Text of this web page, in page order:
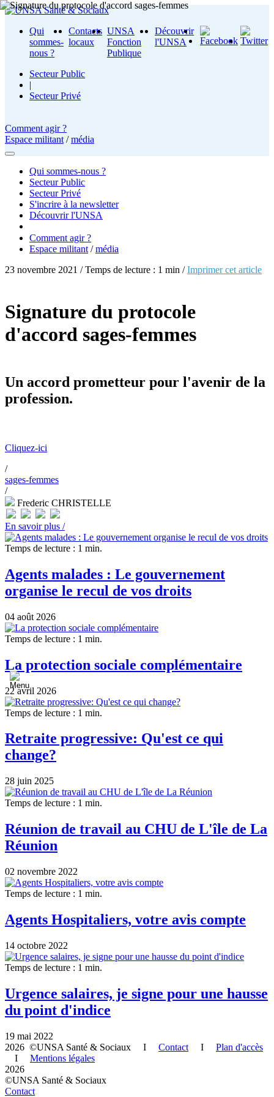
Qui
sommes-
nous ?
Contacts
locaux
UNSA
Fonction
Publique
Découvrir
l'UNSA
Secteur Public
|
Secteur Privé
Comment agir ?
Espace militant /média
Qui sommes-nous ?
Secteur Public
Secteur Privé
S'incrire à la newsletter
Découvrir l'UNSA
Comment agir ?
Espace militant /média
23 novembre 2021 / Temps de lecture : 1 min /Imprimer cet article
Signature du protocole
d'accord sages-femmes
Un accord prometteur pour l'avenir de la
profession.
Cliquez-ici
/
sages-femmes
/
Frederic CHRISTELLE
En savoir plus /
Temps de lecture : 1 min.
Agents malades : Le gouvernement
organise le recul de vos droits
04 août 2026
Temps de lecture : 1 min.
La protection sociale complémentaire
22 avril 2026
Temps de lecture : 1 min.
Retraite progressive: Qu'est ce qui
change?
28 juin 2025
Temps de lecture : 1 min.
Réunion de travail au CHU de L'île de La
Réunion
02 novembre 2022
Temps de lecture : 1 min.
Agents Hospitaliers, votre avis compte
14 octobre 2022
Temps de lecture : 1 min.
Urgence salaires, je signe pour une hausse
du point d'indice
19 mai 2022
2026 ©UNSA Santé & Sociaux I Contact I Plan d'accès
I Mentions légales
2026
©UNSA Santé & Sociaux
Contact